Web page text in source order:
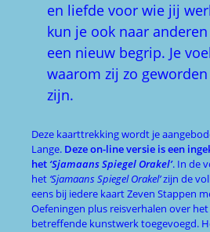
en liefde voor wie jij
kun je ook naar
een nieuw begrip. Je
waarom zij zo
zijn.
Deze kaarttrekking wordt je
Lange. Deze on-line versie is een
het ‘Sjamaans Spiegel Orakel’. In de
het ‘Sjamaans Spiegel Orakel’zijn de
eens bij iedere kaart Zeven Stappen
Oefeningen plus reisverhalen over
betreffende kunstwerk toegevoegd.